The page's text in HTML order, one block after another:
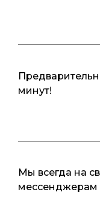
минут!
Мы всегда на
мессенджерам